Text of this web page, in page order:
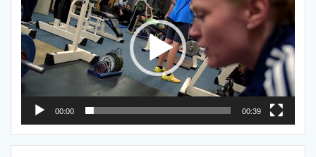
00:00 00:39